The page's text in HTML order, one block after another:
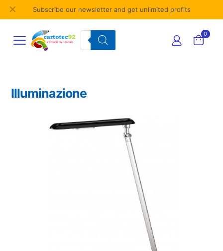
Subscribe our newsletter and get unlimited profits
✕
Products
search
0
Illuminazione